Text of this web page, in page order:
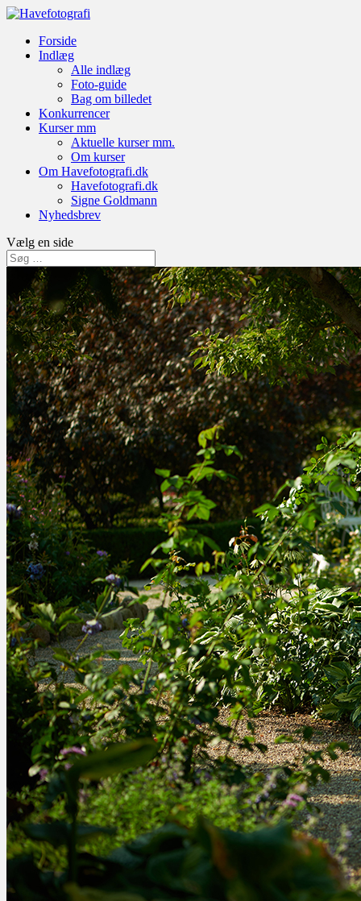
Forside
Indlæg
Alle indlæg
Foto-guide
Bag om billedet
Konkurrencer
Kurser mm
Aktuelle kurser mm.
Om kurser
Om Havefotografi.dk
Havefotografi.dk
Signe Goldmann
Nyhedsbrev
Vælg en side